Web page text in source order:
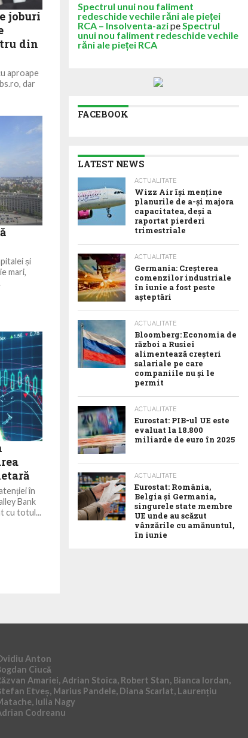
joburi
din
aproape
dar
și
mari,
în
Bank
cu totul...
Spectrul unui nou faliment
redeschide vechile răni ale pieței
RCA – Insolventa-azipeSpectrul
unui nou faliment redeschide vechile
răni ale pieței RCA
FACEBOOK
LATEST NEWS
ACTUALITATE
Wizz Air își menține
planurile de a-și majora
capacitatea, deși a
raportat pierderi
trimestriale
ACTUALITATE
Germania: Creșterea
comenzilor industriale
în iunie a fost peste
așteptări
ACTUALITATE
Bloomberg: Economia de
război a Rusiei
alimentează creșteri
salariale pe care
companiile nu și le
permit
ACTUALITATE
Eurostat: PIB-ul UE este
evaluat la 18.800
miliarde de euro în 2025
ACTUALITATE
Eurostat: România,
Belgia și Germania,
singurele state membre
UE unde au scăzut
vânzările cu amănuntul,
în iunie
Anton
Ciucă
Amariei, Adrian Stoica, Robert Stan, Bianca Iordan,
Etveș, Marius Pandele, Diana Scarlat, Laurențiu
Iulia Nagy
Codreanu